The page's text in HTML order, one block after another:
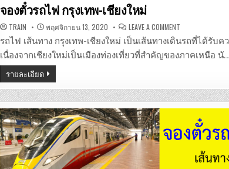
in
จองตั๋วรถไฟ กรุงเทพ-เชียงใหม่
TRAIN พฤศจิกายน 13, 2020 LEAVE A COMMENTON
ตั๋ว
รถไฟ
กรุงเทพ-
เชียงใหม่
รถไฟ เส้นทาง กรุงเทพ-เชียงใหม่ เป็นเส้นทางเดินรถที่ได้รับ
เนื่องจากเชียงใหม่เป็นเมืองท่องเที่ยวที่สำคัญของภาคเหนือ นั…
รายละเอียด